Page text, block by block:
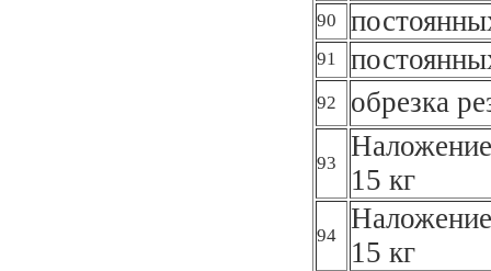
90
91
92 обрезка
93
15 кг
94
15 кг